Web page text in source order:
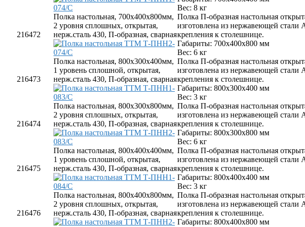
Вес: 8 кг
216472
Полка настольная, 700х400х800мм,
2 уровня сплошных, открытая,
нерж.сталь 430, П-образная, сварная
Полка П-образная настольная
изготовлена из нержавеющей стали
крепления к столешнице.
Габариты: 700х400х800 мм
Вес: 6 кг
216473
Полка настольная, 800х300х400мм,
1 уровень сплошной, открытая,
нерж.сталь 430, П-образная, сварная
Полка П-образная настольная
изготовлена из нержавеющей стали
крепления к столешнице.
Габариты: 800х300х400 мм
Вес: 3 кг
216474
Полка настольная, 800х300х800мм,
2 уровня сплошных, открытая,
нерж.сталь 430, П-образная, сварная
Полка П-образная настольная
изготовлена из нержавеющей стали
крепления к столешнице.
Габариты: 800х300х800 мм
Вес: 6 кг
216475
Полка настольная, 800х400х400мм,
1 уровень сплошной, открытая,
нерж.сталь 430, П-образная, сварная
Полка П-образная настольная
изготовлена из нержавеющей стали
крепления к столешнице.
Габариты: 800х400х400 мм
Вес: 3 кг
216476
Полка настольная, 800х400х800мм,
2 уровня сплошных, открытая,
нерж.сталь 430, П-образная, сварная
Полка П-образная настольная
изготовлена из нержавеющей стали
крепления к столешнице.
Габариты: 800х400х800 мм